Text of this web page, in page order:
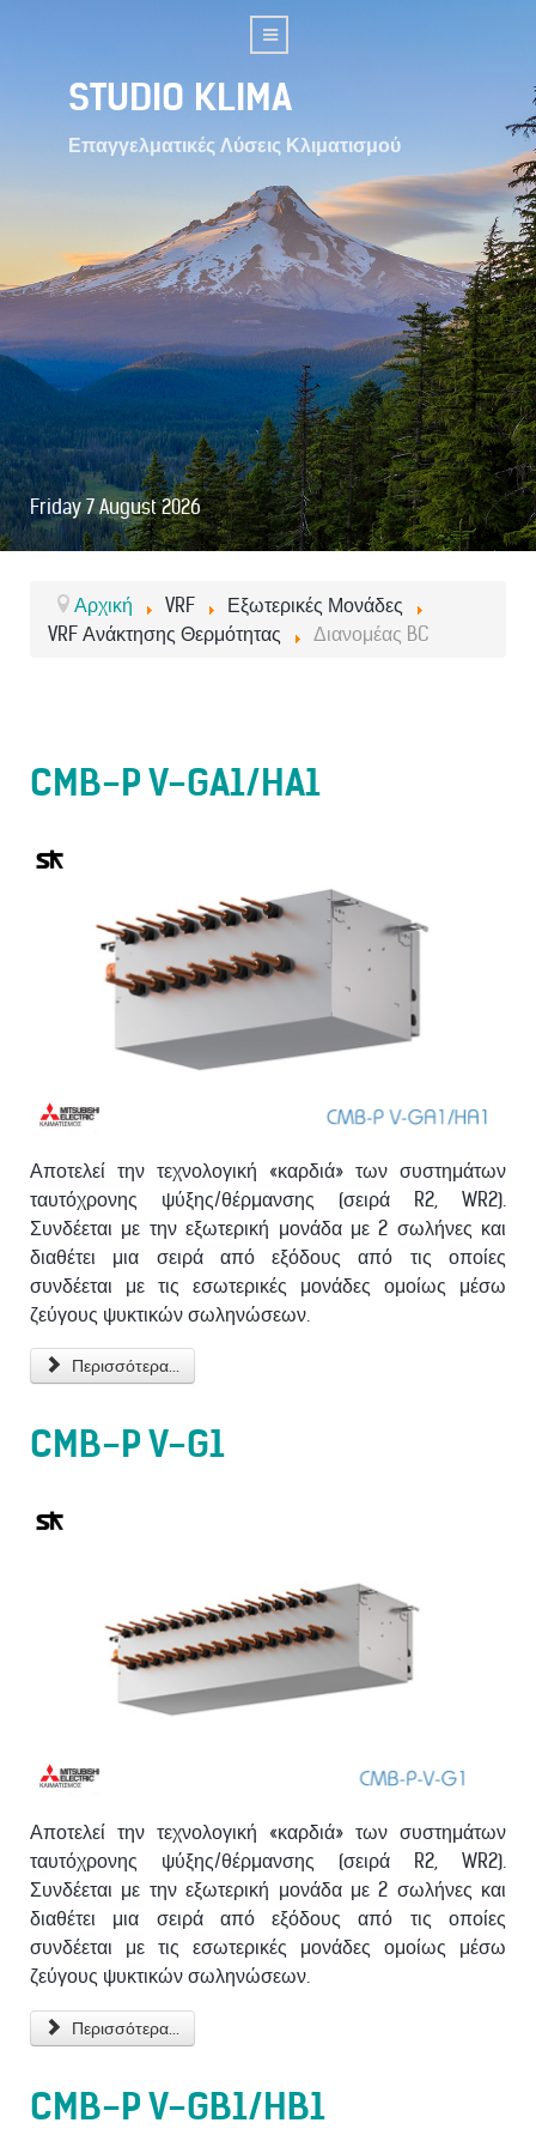
STUDIO KLIMA
Επαγγελματικές Λύσεις Κλιματισμού
Friday 7 August 2026
Αρχική VRF
Εξωτερικές Μονάδες
VRF Ανάκτησης Θερμότητας
Διανομέας BC
CMB-P V-GA1/HA1
Αποτελεί την τεχνολογική «καρδιά» των συστημάτων
ταυτόχρονης ψύξης/θέρμανσης (σειρά R2, WR2).
Συνδέεται με την εξωτερική μονάδα με 2 σωλήνες και
διαθέτει μια σειρά από εξόδους από τις οποίες
συνδέεται με τις εσωτερικές μονάδες ομοίως μέσω
ζεύγους ψυκτικών σωληνώσεων.
Περισσότερα...
CMB-P V-G1
Αποτελεί την τεχνολογική «καρδιά» των συστημάτων
ταυτόχρονης ψύξης/θέρμανσης (σειρά R2, WR2).
Συνδέεται με την εξωτερική μονάδα με 2 σωλήνες και
διαθέτει μια σειρά από εξόδους από τις οποίες
συνδέεται με τις εσωτερικές μονάδες ομοίως μέσω
ζεύγους ψυκτικών σωληνώσεων.
Περισσότερα...
CMB-P V-GB1/HB1